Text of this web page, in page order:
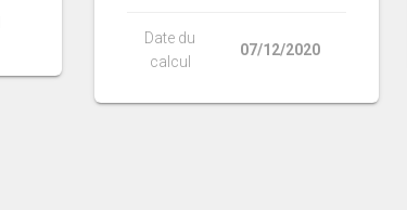
Date du
calcul
07/12/2020